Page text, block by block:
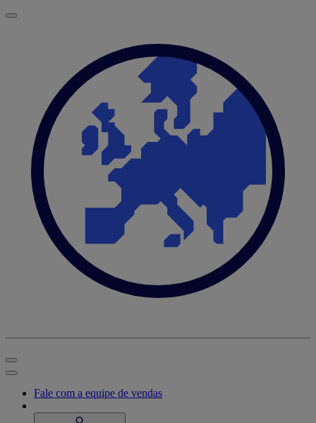
Fale com a equipe de vendas